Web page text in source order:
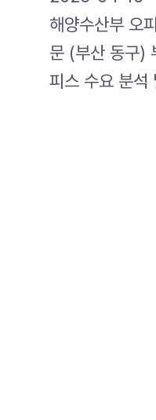
해양수산부 오
문 (부산 동구)
피스 수요 분